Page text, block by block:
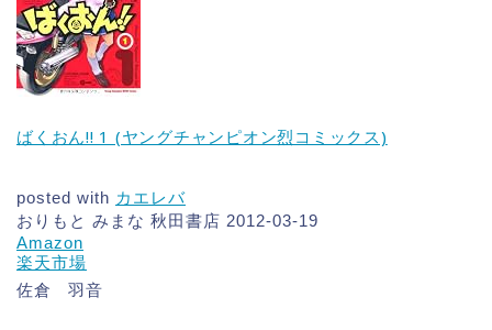
ばくおん!! 1 (ヤングチャンピオン烈コミックス)
posted with カエレバ
おりもと みまな 秋田書店 2012-03-19
Amazon
楽天市場
佐倉 羽音